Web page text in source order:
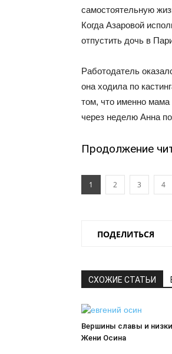
самостоятельную
Когда Азаровой
отпустить дочь в
Работодатель
она ходила по
том, что именно мама
через неделю Анна
Продолжение
1 2 3 4
ПОДЕЛИТЬСЯ
СХОЖИЕ СТАТЬИ
Вершины славы и
Жени Осина